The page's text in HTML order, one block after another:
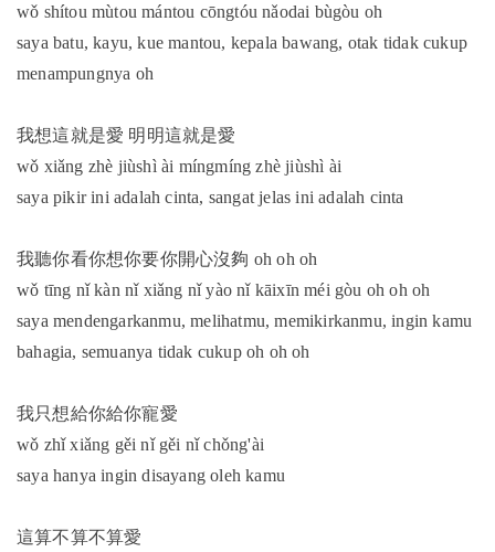
wǒ shítou mùtou mántou cōngtóu nǎodai bùgòu oh
saya batu, kayu, kue mantou, kepala bawang, otak tidak cukup
menampungnya oh
我想這就是愛 明明這就是愛
wǒ xiǎng zhè jiùshì ài míngmíng zhè jiùshì ài
saya pikir ini adalah cinta, sangat jelas ini adalah cinta
我聽你看你想你要你開心沒夠 oh oh oh
wǒ tīng nǐ kàn nǐ xiǎng nǐ yào nǐ kāixīn méi gòu oh oh oh
saya mendengarkanmu, melihatmu, memikirkanmu, ingin kamu
bahagia, semuanya tidak cukup oh oh oh
我只想給你給你寵愛
wǒ zhǐ xiǎng gěi nǐ gěi nǐ chǒng'ài
saya hanya ingin disayang oleh kamu
這算不算不算愛